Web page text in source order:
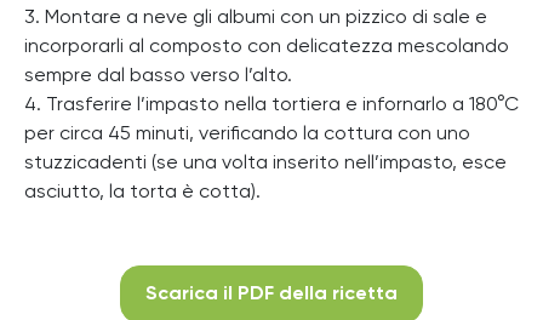
3. Montare a neve gli albumi con un pizzico di sale e
incorporarli al composto con delicatezza mescolando
sempre dal basso verso l’alto.
4. Trasferire l’impasto nella tortiera e infornarlo a 180°C
per circa 45 minuti, verificando la cottura con uno
stuzzicadenti (se una volta inserito nell’impasto, esce
asciutto, la torta è cotta).
Scarica il PDF della ricetta